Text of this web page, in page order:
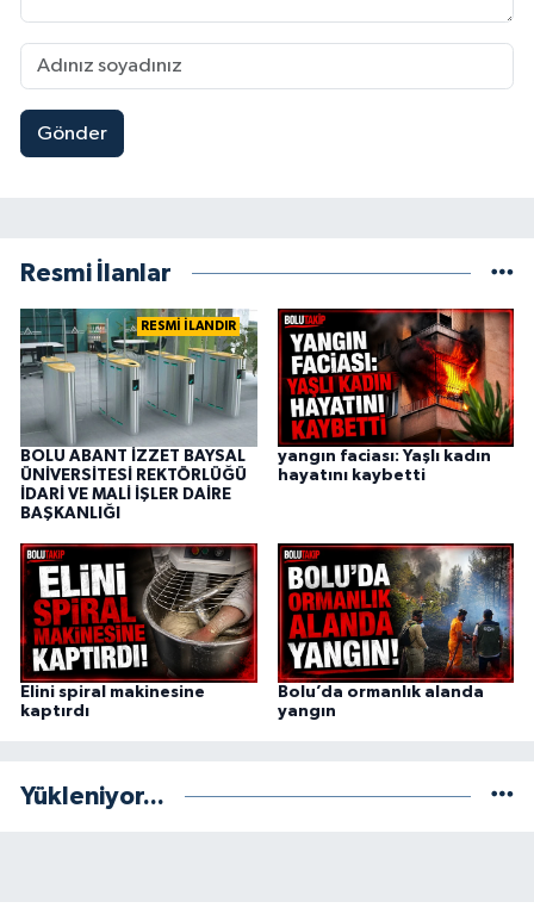
Gönder
Resmi İlanlar
RESMİ İLANDIR
BOLU ABANT İZZET BAYSAL
ÜNİVERSİTESİ REKTÖRLÜĞÜ
İDARİ VE MALİ İŞLER DAİRE
BAŞKANLIĞI
yangın faciası: Yaşlı kadın
hayatını kaybetti
Elini spiral makinesine
kaptırdı
Bolu’da ormanlık alanda
yangın
Yükleniyor...